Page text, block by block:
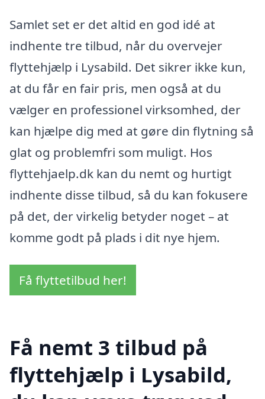
Samlet set er det altid en god idé at
indhente tre tilbud, når du overvejer
flyttehjælp i Lysabild. Det sikrer ikke kun,
at du får en fair pris, men også at du
vælger en professionel virksomhed, der
kan hjælpe dig med at gøre din flytning så
glat og problemfri som muligt. Hos
flyttehjaelp.dk kan du nemt og hurtigt
indhente disse tilbud, så du kan fokusere
på det, der virkelig betyder noget – at
komme godt på plads i dit nye hjem.
Få flyttetilbud her!
Få nemt 3 tilbud på
flyttehjælp i Lysabild,